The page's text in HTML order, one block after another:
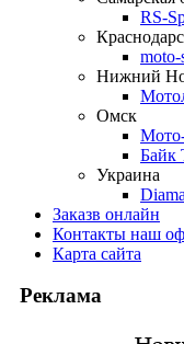
RS-
moto-
Нижний
Омск
Байк
Украина
Заказв онлайн
Контакты наш
Карта сайта
Реклама